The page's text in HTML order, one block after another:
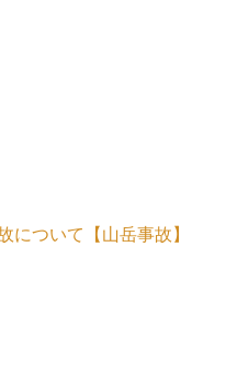
ついて【山岳事故】